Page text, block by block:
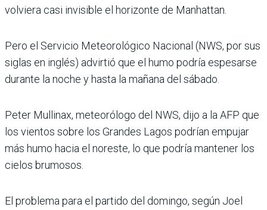
volviera casi invisible el horizonte de Manhattan.
Pero el Servicio Meteorológico Nacional (NWS, por sus
siglas en inglés) advirtió que el humo podría espesarse
durante la noche y hasta la mañana del sábado.
Peter Mullinax, meteorólogo del NWS, dijo a la AFP que
los vientos sobre los Grandes Lagos podrían empujar
más humo hacia el noreste, lo que podría mantener los
cielos brumosos.
El problema para el partido del domingo, según Joel